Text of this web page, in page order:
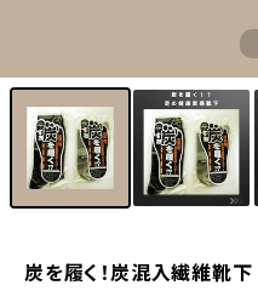
炭を履く！炭混入繊維靴下